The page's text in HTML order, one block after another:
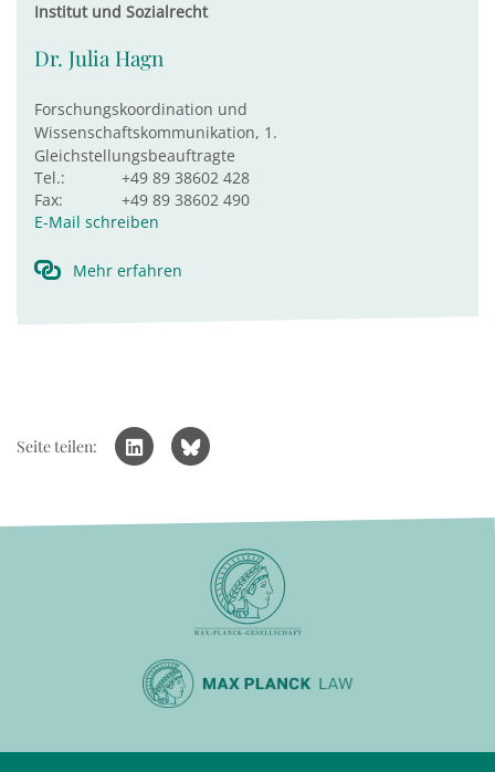
Institut und Sozialrecht
Dr. Julia Hagn
Forschungskoordination und
Wissenschaftskommunikation, 1.
Gleichstellungsbeauftragte
Tel.:
+49 89 38602 428
Fax:
+49 89 38602 490
E-Mail schreiben
Mehr erfahren
Seite teilen: